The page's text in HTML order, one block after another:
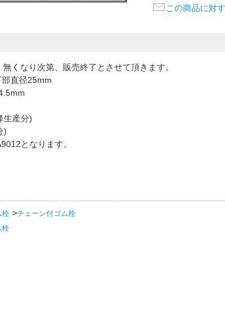
この商品に対
くなり次第、販売終了とさせて頂きます。
直径25mm
生産分)
)
となります。
栓
チェーン付ゴム栓
栓